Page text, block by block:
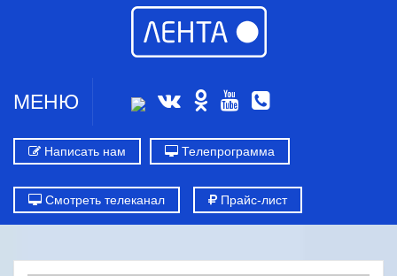
МЕНЮ
Написать нам Телепрограмма
Смотреть телеканал Прайс-лист